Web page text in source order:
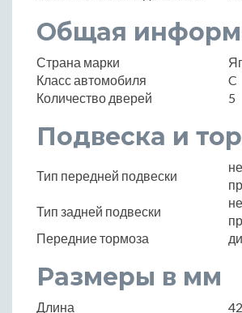
Общая
Страна марки
Класс автомобиля
C
Количество дверей
5
Подвеска и
Тип передней подвески
Тип задней подвески
Передние тормоза
Размеры в мм
Длина